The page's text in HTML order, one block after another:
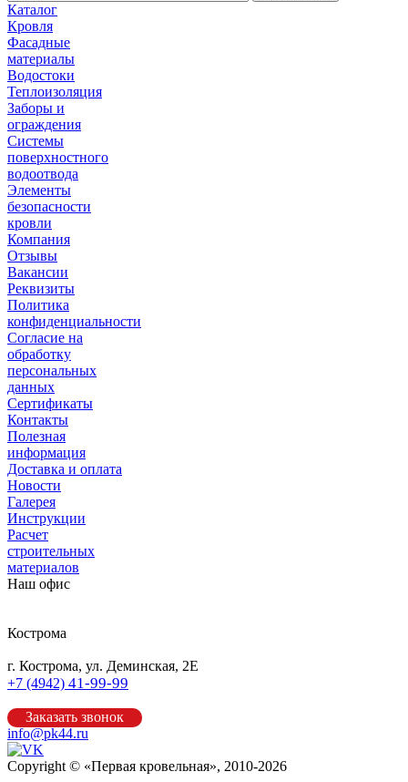
Каталог
Кровля
Фасадные
материалы
Водостоки
Теплоизоляция
Заборы и
ограждения
Системы
поверхностного
водоотвода
Элементы
безопасности
кровли
Компания
Отзывы
Вакансии
Реквизиты
Политика
конфиденциальности
Согласие на
обработку
персональных
данных
Сертификаты
Контакты
Полезная
информация
Доставка и оплата
Новости
Галерея
Инструкции
Расчет
строительных
материалов
Наш офис
Кострома
г. Кострома, ул. Деминская, 2Е
+7 (4942) 41-99-99
Заказать звонок
info@pk44.ru
Copyright © «Первая кровельная», 2010-2026